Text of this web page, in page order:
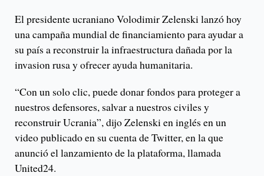
El presidente ucraniano Volodimir Zelenski lanzó hoy
una campaña mundial de financiamiento para ayudar a
su país a reconstruir la infraestructura dañada por la
invasion rusa y ofrecer ayuda humanitaria.
“Con un solo clic, puede donar fondos para proteger a
nuestros defensores, salvar a nuestros civiles y
reconstruir Ucrania”, dijo Zelenski en inglés en un
video publicado en su cuenta de Twitter, en la que
anunció el lanzamiento de la plataforma, llamada
United24.